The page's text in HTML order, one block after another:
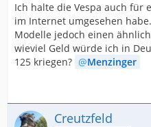
Ich halte die Vespa auch für
im Internet umgesehen
Modelle jedoch einen
wieviel Geld würde ich in
125 kriegen?
Menzinger
Creutzfeld